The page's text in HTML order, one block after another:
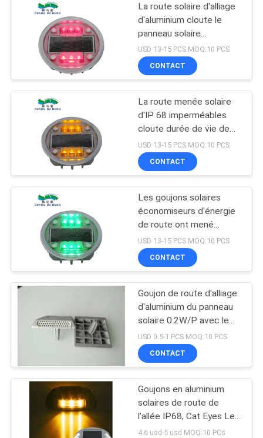
NOUS
CONTACTER
NOUVELLES
DEMANDER
DEVIS
ONLINE
SHOP
PLAN
SITE
POLITIQUE
DE
CONFIDENTIALITÉ
Fabricant de routes
solaires
65
Lumière de quai
solaire
209
lumières solaires
extérieures de jardin
209
La route solaire d'alliage
d'aluminium cloute le
panneau solaire
2.5V/165MA de
clignotant de lumière de
circulation routière
USD 13-15 PCS MOQ:10 PCS
CONTACT
La route menée solaire
d'IP 68 imperméables
cloute durée de vie de
avertissement de
service de marqueur de
ruelle la longue
USD 13-15 PCS MOQ:10 PCS
CONTACT
Les goujons solaires
économiseurs d'énergie
de route ont mené
l'alimentation d'énergie
autonome de Cat Eye
Light Traffic Flashing
USD 13-15 PCS MOQ:10 PCS
CONTACT
Goujon de route d'alliage
d'aluminium du panneau
solaire 0.2W/P avec le
clou sur la route
clignotant faisante
attention
USD 0.5-1 PCS MOQ:10 PCS
CONTACT
Goujons en aluminium
solaires de route de
l'allée IP68, Cat Eyes Led
Lend Lights réfléchie
4.6 usd-5 usd MOQ:10 PCs